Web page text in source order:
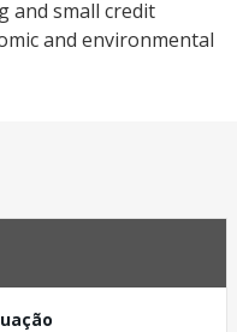
and small credit
and environmental